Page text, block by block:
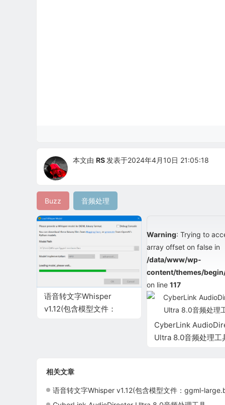
本文由 RS 发表于2024年4月10日 21:05:18
Buzz 音频处理
语音转文字Whisper
v1.12(包含模型文件：
Warning: Trying to
array offset on false in
/data/www/wp-
content/themes/
on line117
CyberLink
Ultra 8.0音频处理工
相关文章
语音转文字Whisper v1.12(包含模型文件：ggml-